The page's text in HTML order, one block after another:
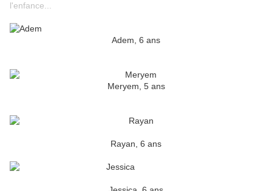
l'enfance...
Adem, 6 ans
Meryem, 5 ans
Rayan, 6 ans